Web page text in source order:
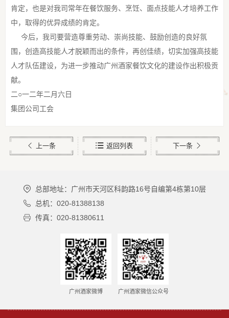
肯定，也是对我司常年在餐饮服务、烹饪、面点技能人才培养工作
中，取得的优异成绩的肯定。
今后，我司要营造尊重劳动、崇尚技能、鼓励创造的良好氛
围，创造高技能人才脱颖而出的条件，再创佳绩，切实加强高技能
人才队伍建设，为进一步推动广州酒家餐饮文化的建设作出积极贡
献。
二○一二年二月六日
集团公司工会
上一条 返回列表 下一条
总部地址：广州市天河区科韵路16号自编第4栋第10层
总机：020-81388138
传真：020-81380611
广州酒家微博 广州酒家微信公众号